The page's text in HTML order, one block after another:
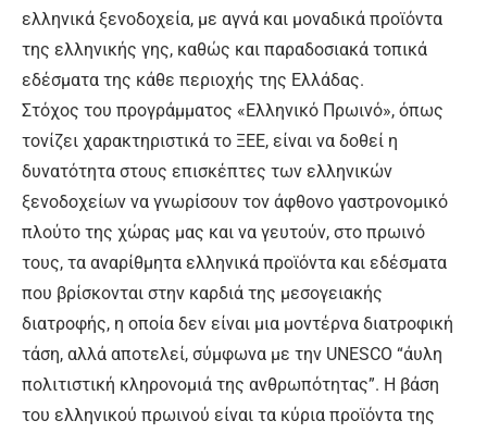
ελληνικά ξενοδοχεία, με αγνά και μοναδικά προϊόντα
της ελληνικής γης, καθώς και παραδοσιακά τοπικά
εδέσματα της κάθε περιοχής της Ελλάδας.
Στόχος του προγράμματος «Ελληνικό Πρωινό», όπως
τονίζει χαρακτηριστικά το ΞΕΕ, είναι να δοθεί η
δυνατότητα στους επισκέπτες των ελληνικών
ξενοδοχείων να γνωρίσουν τον άφθονο γαστρονομικό
πλούτο της χώρας μας και να γευτούν, στο πρωινό
τους, τα αναρίθμητα ελληνικά προϊόντα και εδέσματα
που βρίσκονται στην καρδιά της μεσογειακής
διατροφής, η οποία δεν είναι μια μοντέρνα διατροφική
τάση, αλλά αποτελεί, σύμφωνα με την UNESCO “άυλη
πολιτιστική κληρονομιά της ανθρωπότητας”. Η βάση
του ελληνικού πρωινού είναι τα κύρια προϊόντα της